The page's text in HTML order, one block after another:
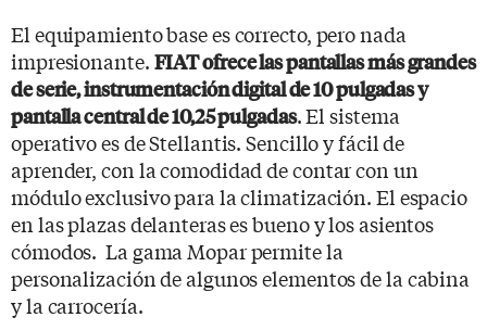
El equipamiento base es correcto, pero nada
impresionante. FIAT ofrece las pantallas más grandes
de serie, instrumentación digital de 10 pulgadas y
pantalla central de 10,25 pulgadas. El sistema
operativo es de Stellantis. Sencillo y fácil de
aprender, con la comodidad de contar con un
módulo exclusivo para la climatización. El espacio
en las plazas delanteras es bueno y los asientos
cómodos. La gama Mopar permite la
personalización de algunos elementos de la cabina
y la carrocería.